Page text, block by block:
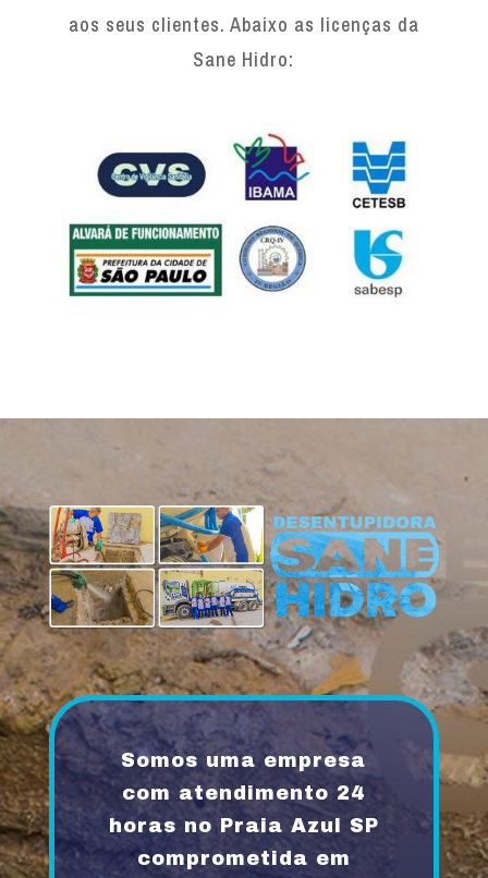
aos seus clientes. Abaixo as licenças da
Sane Hidro:
Somos uma empresa
com atendimento 24
horas no Praia Azul SP
comprometida em